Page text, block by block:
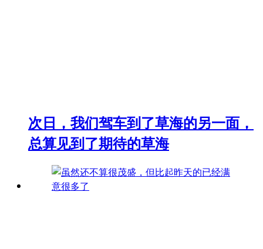
次日，我们驾车到了草海的另一面，
总算见到了期待的草海